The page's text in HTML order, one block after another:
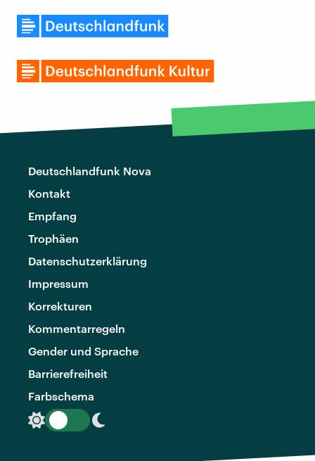
Deutschlandfunk Nova
Kontakt
Empfang
Trophäen
Datenschutzerklärung
Impressum
Korrekturen
Kommentarregeln
Gender und Sprache
Barrierefreiheit
Farbschema